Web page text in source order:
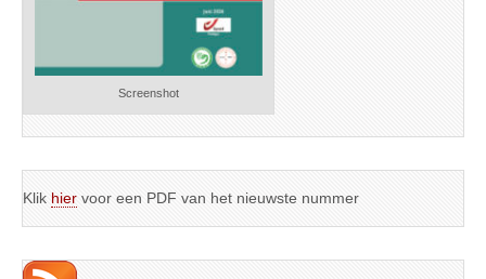
Screenshot
Klik hier voor een PDF van het nieuwste nummer